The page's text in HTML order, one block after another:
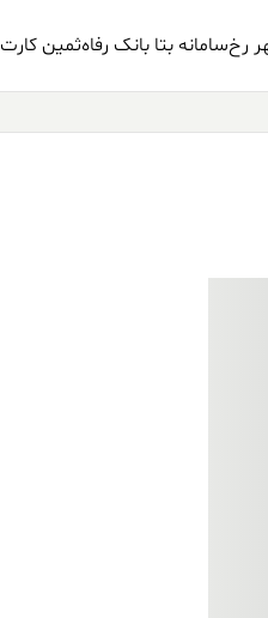
رخسامانه بتا بانک رفاهثمین کارت